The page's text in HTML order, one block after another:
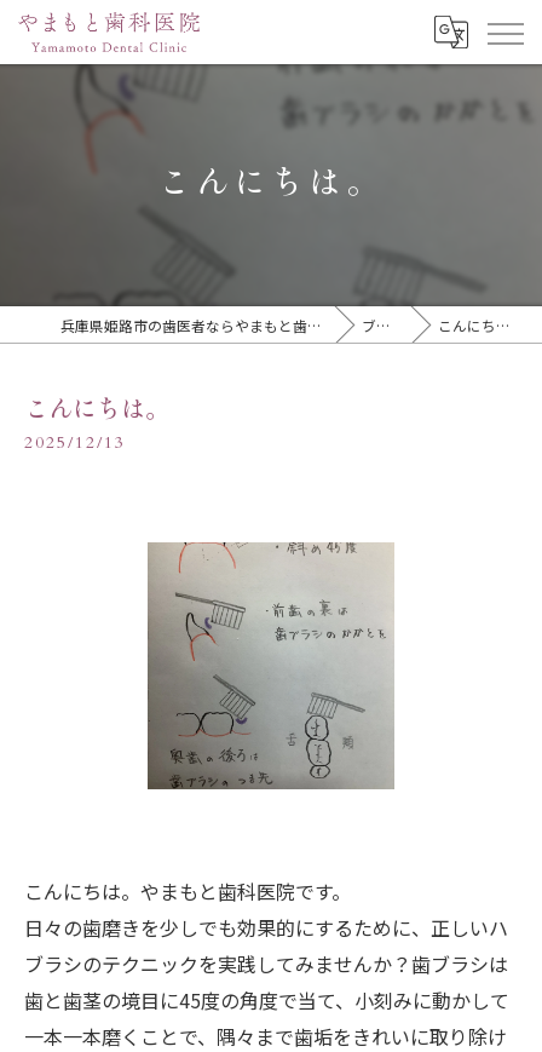
こんにちは。
兵庫県姫路市の歯医者ならやまもと歯科医院 ブログ こんにちは。
こんにちは。
2025/12/13
こんにちは。やまもと歯科医院です。
日々の歯磨きを少しでも効果的にするために、正しいハ
ブラシのテクニックを実践してみませんか？歯ブラシは
歯と歯茎の境目に45度の角度で当て、小刻みに動かして
一本一本磨くことで、隅々まで歯垢をきれいに取り除け